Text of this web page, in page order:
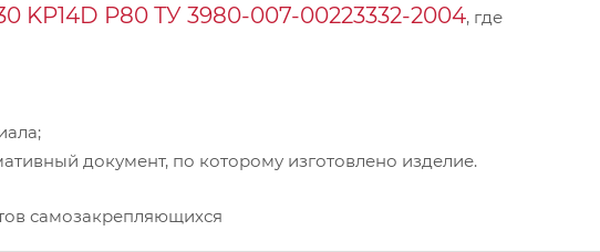
KP14D Р80 ТУ 3980-007-00223332-2004, где
документ, по которому изготовлено изделие.
самозакрепляющихся